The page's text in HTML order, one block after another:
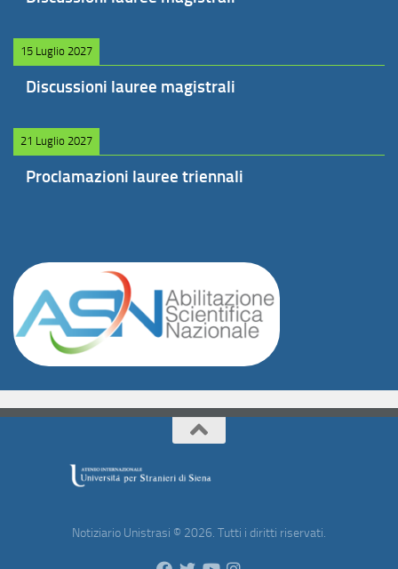
15 Luglio 2027
Discussioni lauree magistrali
21 Luglio 2027
Proclamazioni lauree triennali
Notiziario Unistrasi © 2026. Tutti i diritti riservati.